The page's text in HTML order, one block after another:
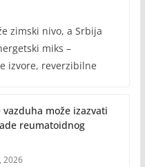
zimski nivo, a Srbija
miks –
izvore, reverzibilne
vazduha može izazvati
reumatoidnog
2026